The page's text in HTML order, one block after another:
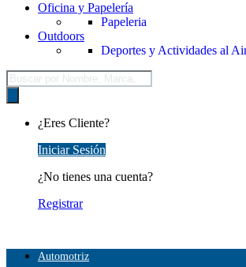
Oficina y Papelería
Papeleria
Outdoors
Deportes y Actividades al
Búsqueda
de
productos
¿Eres Cliente?
Iniciar Sesión
¿No tienes una cuenta?
Registrar
Automotriz